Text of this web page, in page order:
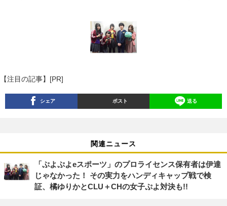
【注目の記事】[PR]
シェア ポスト 送る
関連ニュース
「ぷよぷよeスポーツ」のプロライセンス保有者は伊達
じゃなかった！ その実力をハンディキャップ戦で検
証、橘ゆりかとCLU＋CHの女子ぷよ対決も!!